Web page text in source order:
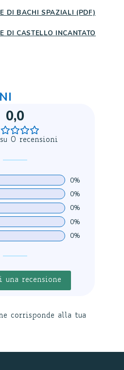
DI BACHI SPAZIALI (PDF)
DI CASTELLO INCANTATO
0,0
0 recensioni
0%
0%
0%
0%
0%
una recensione
corrisponde alla tua